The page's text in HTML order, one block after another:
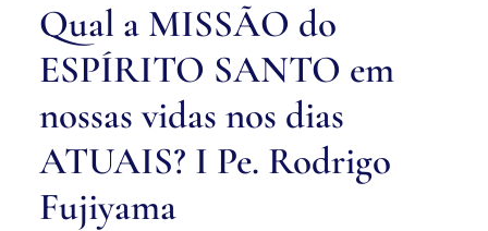
Qual a MISSÃO do
ESPÍRITO SANTO em
nossas vidas nos dias
ATUAIS? I Pe. Rodrigo
Fujiyama